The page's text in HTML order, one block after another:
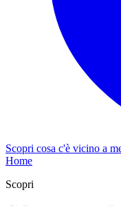
Scopri cosa c'è vicino a
Home
Scopri